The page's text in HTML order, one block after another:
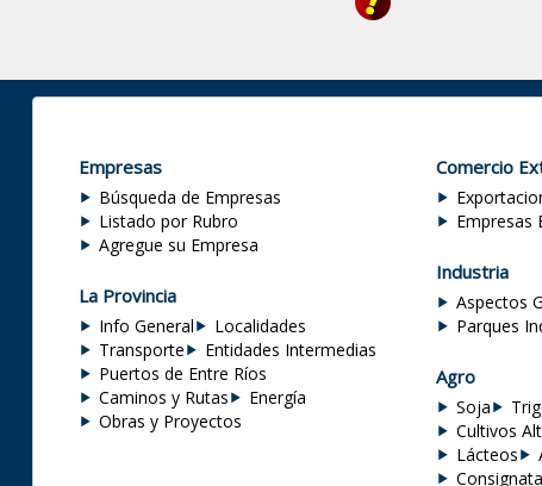
Empresas
Búsqueda de Empresas
Listado por Rubro
Agregue su Empresa
La Provincia
Info General
Localidades
Transporte
Entidades Intermedias
Puertos de Entre Ríos
Caminos y Rutas
Energía
Obras y Proyectos
Comercio
Empresas
Industria
Aspectos
Parques
Agro
Soja
Cultivos
Lácteos